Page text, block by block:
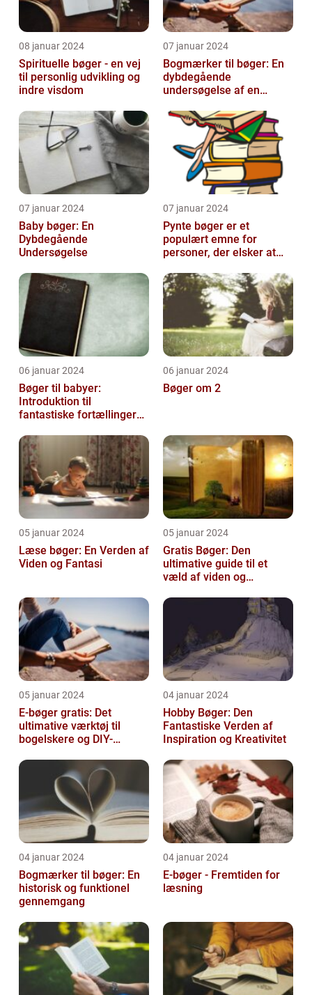
08 januar 2024
Spirituelle bøger - en vej
til personlig udvikling og
indre visdom
07 januar 2024
Bogmærker til bøger: En
dybdegående
undersøgelse af en
skat
07 januar 2024
Baby bøger: En
Dybdegående
Undersøgelse
07 januar 2024
Pynte bøger er et
populært emne for
personer, der elsker at
deres bøger
06 januar 2024
Bøger til babyer:
Introduktion til
fantastiske fortællinger
06 januar 2024
Bøger om 2
05 januar 2024
Læse bøger: En Verden af
Viden og Fantasi
05 januar 2024
Gratis Bøger: Den
ultimative guide til et
væld af viden og
05 januar 2024
E-bøger gratis: Det
ultimative værktøj til
bogelskere og DIY-
04 januar 2024
Hobby Bøger: Den
Fantastiske Verden af
Inspiration og Kreativitet
04 januar 2024
Bogmærker til bøger: En
historisk og funktionel
gennemgang
04 januar 2024
E-bøger - Fremtiden for
læsning